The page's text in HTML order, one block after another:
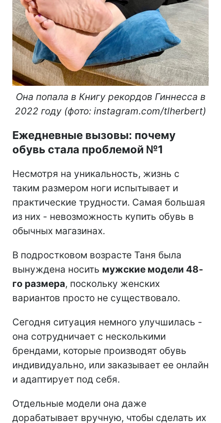
Она попала в Книгу рекордов Гиннесса в
2022 году (фото: instagram.com/tlherbert)
Ежедневные вызовы: почему
обувь стала проблемой №1
Несмотря на уникальность, жизнь с
таким размером ноги испытывает и
практические трудности. Самая большая
из них - невозможность купить обувь в
обычных магазинах.
В подростковом возрасте Таня была
вынуждена носить мужские модели 48-
го размера, поскольку женских
вариантов просто не существовало.
Сегодня ситуация немного улучшилась -
она сотрудничает с несколькими
брендами, которые производят обувь
индивидуально, или заказывает ее онлайн
и адаптирует под себя.
Отдельные модели она даже
дорабатывает вручную, чтобы сделать их